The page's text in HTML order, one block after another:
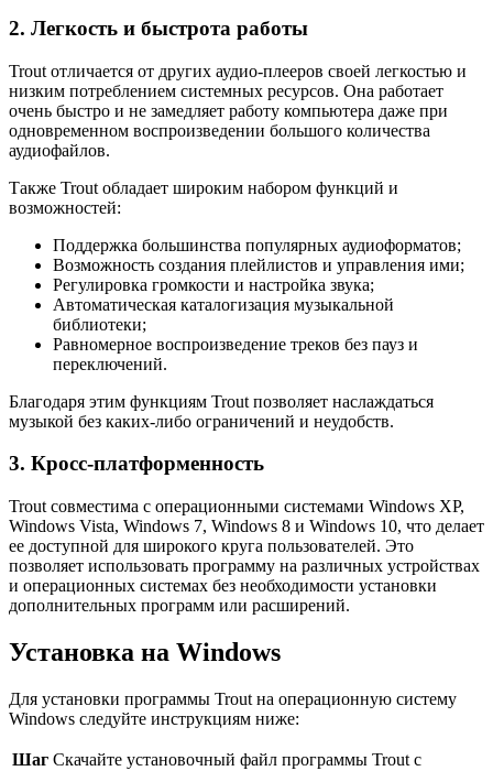
2. Легкость и быстрота работы
Trout отличается от других аудио-плееров своей легкостью и
низким потреблением системных ресурсов. Она работает
очень быстро и не замедляет работу компьютера даже при
одновременном воспроизведении большого количества
аудиофайлов.
Также Trout обладает широким набором функций и
возможностей:
Поддержка большинства популярных аудиоформатов;
Возможность создания плейлистов и управления ими;
Регулировка громкости и настройка звука;
Автоматическая каталогизация музыкальной
библиотеки;
Равномерное воспроизведение треков без пауз и
переключений.
Благодаря этим функциям Trout позволяет наслаждаться
музыкой без каких-либо ограничений и неудобств.
3. Кросс-платформенность
Trout совместима с операционными системами Windows XP,
Windows Vista, Windows 7, Windows 8 и Windows 10, что делает
ее доступной для широкого круга пользователей. Это
позволяет использовать программу на различных устройствах
и операционных системах без необходимости установки
дополнительных программ или расширений.
Установка на Windows
Для установки программы Trout на операционную систему
Windows следуйте инструкциям ниже:
Шаг Скачайте установочный файл программы Trout с